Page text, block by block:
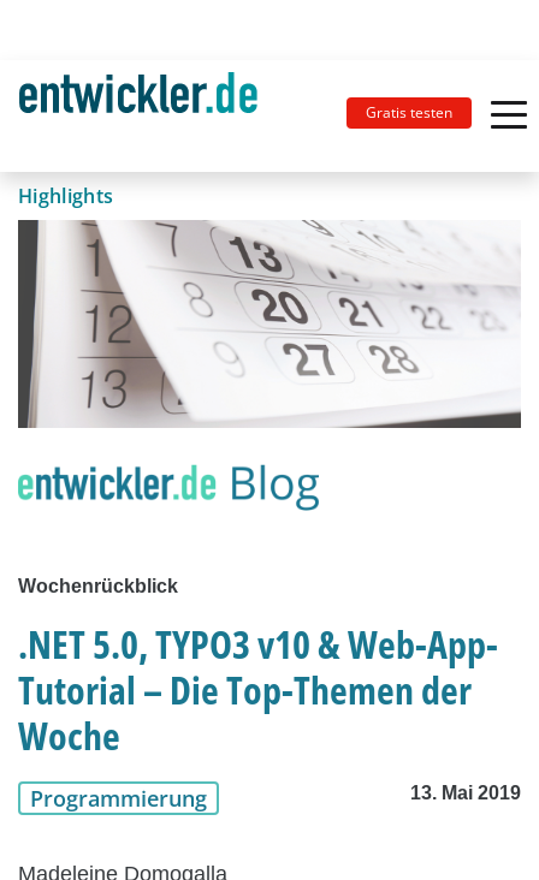
Gratis testen
Highlights
Wochenrückblick
.NET 5.0, TYPO3 v10 & Web-App-
Tutorial – Die Top-Themen der
Woche
Programmierung 13. Mai 2019
Madeleine Domogalla